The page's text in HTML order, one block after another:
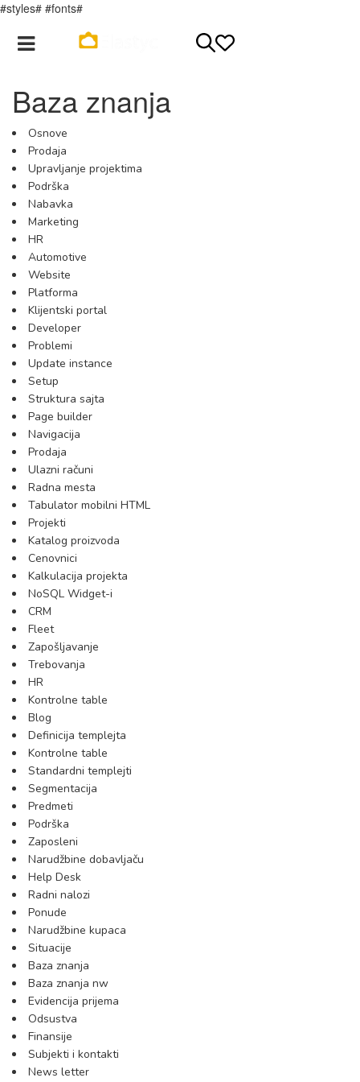
#styles# #fonts#
Baza znanja
Osnove
Prodaja
Upravljanje projektima
Podrška
Nabavka
Marketing
HR
Automotive
Website
Platforma
Klijentski portal
Developer
Problemi
Update instance
Setup
Struktura sajta
Page builder
Navigacija
Prodaja
Ulazni računi
Radna mesta
Tabulator mobilni HTML
Projekti
Katalog proizvoda
Cenovnici
Kalkulacija projekta
NoSQL Widget-i
CRM
Fleet
Zapošljavanje
Trebovanja
HR
Kontrolne table
Blog
Definicija templejta
Kontrolne table
Standardni templejti
Segmentacija
Predmeti
Podrška
Zaposleni
Narudžbine dobavljaču
Help Desk
Radni nalozi
Ponude
Narudžbine kupaca
Situacije
Baza znanja
Baza znanja nw
Evidencija prijema
Odsustva
Finansije
Subjekti i kontakti
News letter